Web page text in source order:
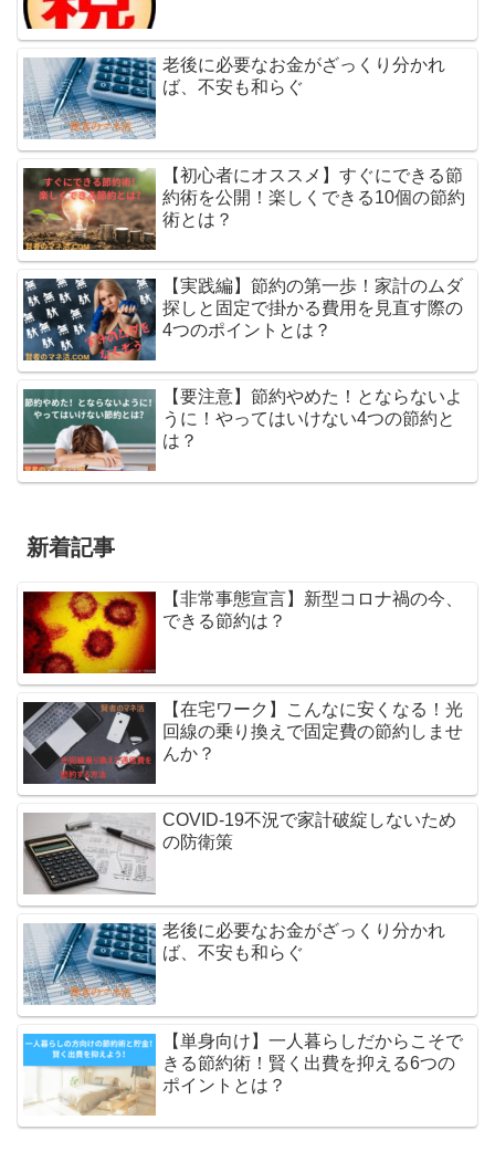
老後に必要なお金がざっくり分かれ
ば、不安も和らぐ
【初心者にオススメ】すぐにできる節
約術を公開！楽しくできる10個の節約
術とは？
【実践編】節約の第一歩！家計のムダ
探しと固定で掛かる費用を見直す際の
4つのポイントとは？
【要注意】節約やめた！とならないよ
うに！やってはいけない4つの節約と
は？
新着記事
【非常事態宣言】新型コロナ禍の今、
できる節約は？
【在宅ワーク】こんなに安くなる！光
回線の乗り換えで固定費の節約しませ
んか？
COVID-19不況で家計破綻しないため
の防衛策
老後に必要なお金がざっくり分かれ
ば、不安も和らぐ
【単身向け】一人暮らしだからこそで
きる節約術！賢く出費を抑える6つの
ポイントとは？